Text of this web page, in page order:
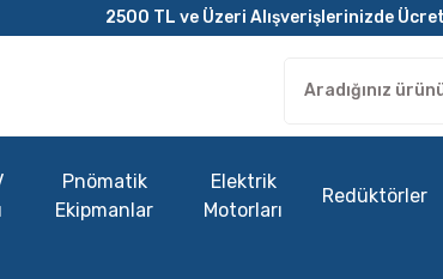
2500 TL ve Üzeri Alışverişlerinizde
Pnömatik
Ekipmanlar
Elektrik
Motorları
Redüktörler